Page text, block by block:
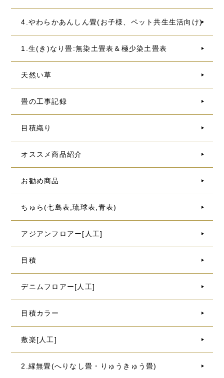
4.やわらかあんしん畳(お子様、ペット共生生活向け)
1.生(き)なり畳:無染土畳表＆極少染土畳表
天然い草
畳の工事記録
目積織り
オススメ商品紹介
お勧め商品
ちゅら(七島表,琉球表,青表)
アジアンフロアー[人工]
目積
デニムフロアー[人工]
目積カラー
敷楽[人工]
2.縁無畳(へりなし畳・りゅうきゅう畳)